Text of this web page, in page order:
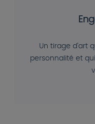
Un tirage d'art
personnalité et